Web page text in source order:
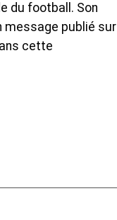
du football. Son
message publié sur
cette